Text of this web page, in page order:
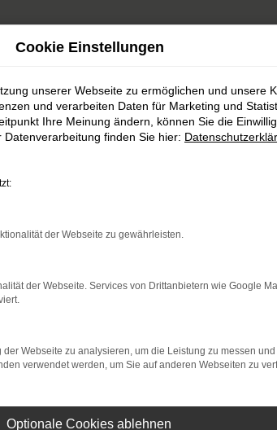
von Honda und Mitsubishi,
sicher fündig und dürfen sich
Leidenschaft freuen.
Cookie Einstellungen
unserer Webseite zu ermöglichen und unsere
und verarbeiten Daten für Marketing und
Ihre Meinung ändern, können Sie die
finden Sie hier:
der Webseite zu gewährleisten.
der Webseite. Services von Drittanbietern wie Google
Webseite zu analysieren, um die Leistung zu messen
verwendet werden, um Sie auf anderen Webseiten zu
Optionale Cookies ablehnen